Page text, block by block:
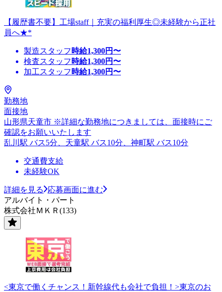
【履歴書不要】工場staff｜充実の福利厚生◎未経験から正社
員へ★*
製造スタッフ 時給1,300円〜
検査スタッフ 時給1,300円〜
加工スタッフ 時給1,300円〜
勤務地
面接地
山形県天童市 ※詳細な勤務地につきましては、面接時にご
確認をお願いいたします
乱川駅 バス5分、天童駅 バス10分、神町駅 バス10分
交通費支給
未経験OK
詳細を見る
応募画面に進む
アルバイト・パート
株式会社ＭＫＲ(133)
<東京で働くチャンス！新幹線代も会社で負担！>東京のお